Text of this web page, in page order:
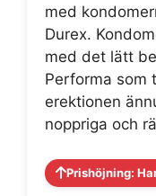
med
Durex.
med det lätt
Performa som
erektionen
noppriga och
Prishöjning: